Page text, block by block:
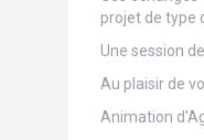
projet de type
Une session
Au plaisir de
Animation